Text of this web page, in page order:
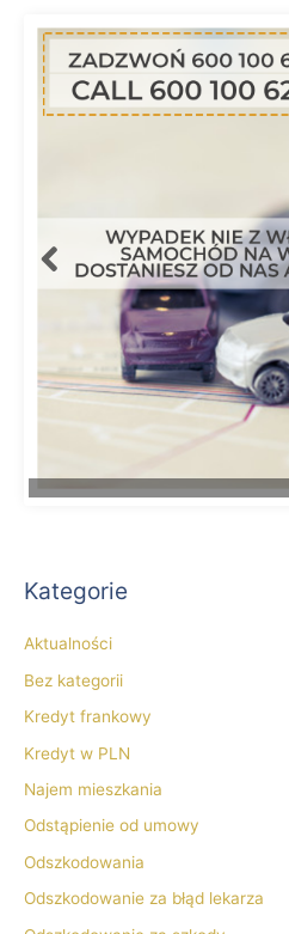
Kategorie
Aktualności
Bez kategorii
Kredyt frankowy
Kredyt w PLN
Najem mieszkania
Odstąpienie od umowy
Odszkodowania
Odszkodowanie za błąd lekarza